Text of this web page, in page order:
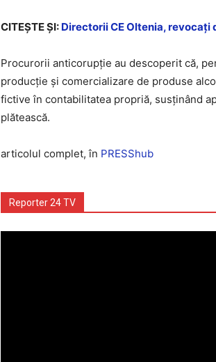
CITEŞTE ŞI: Directorii CE Oltenia, revocaţi
Procurorii anticorupție au descoperit că,
producție și comercializare de produse
fictive în contabilitatea propriă, susținând
plătească.
articolul complet, în PRESShub
Reporter 24 TV